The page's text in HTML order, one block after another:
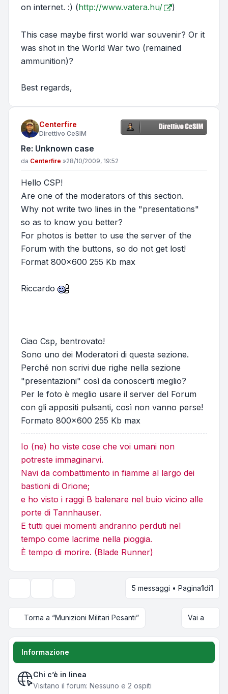
on internet. :) (http://www.vatera.hu/ )
This case maybe first world war souvenir? Or it
was shot in the World War two (remained
ammunition)?
Best regards,
Centerfire
Direttivo CeSIM
Re: Unknown case
Messaggio
da Centerfire »28/10/2009, 19:52
Hello CSP!
Are one of the moderators of this section.
Why not write two lines in the "presentations"
so as to know you better?
For photos is better to use the server of the
Forum with the buttons, so do not get lost!
Format 800x600 255 Kb max
Riccardo
Ciao Csp, bentrovato!
Sono uno dei Moderatori di questa sezione.
Perché non scrivi due righe nella sezione
"presentazioni" così da conoscerti meglio?
Per le foto è meglio usare il server del Forum
con gli appositi pulsanti, così non vanno perse!
Formato 800x600 255 Kb max
Io (ne) ho viste cose che voi umani non
potreste immaginarvi.
Navi da combattimento in fiamme al largo dei
bastioni di Orione;
e ho visto i raggi B balenare nel buio vicino alle
porte di Tannhauser.
E tutti quei momenti andranno perduti nel
tempo come lacrime nella pioggia.
È tempo di morire. (Blade Runner)
Opzioni di visualizzazione e ordinamento
5 messaggi • Pagina1di1
Torna a “Munizioni Militari Pesanti” Vai a
Informazione
Chi c’è in linea
Visitano il forum: Nessuno e 2 ospiti